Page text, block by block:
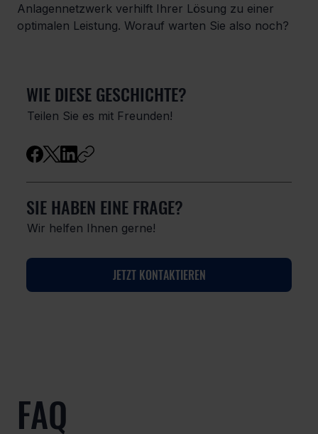
Anlagennetzwerk verhilft Ihrer Lösung zu einer
optimalen Leistung. Worauf warten Sie also noch?
WIE DIESE GESCHICHTE?
Teilen Sie es mit Freunden!
SIE HABEN EINE FRAGE?
Wir helfen Ihnen gerne!
JETZT KONTAKTIEREN
FAQ